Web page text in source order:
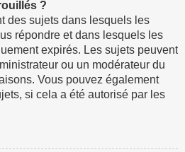
?
des sujets dans lesquels les
répondre et dans lesquels les
expirés. Les sujets peuvent
ou un modérateur du
Vous pouvez également
si cela a été autorisé par les